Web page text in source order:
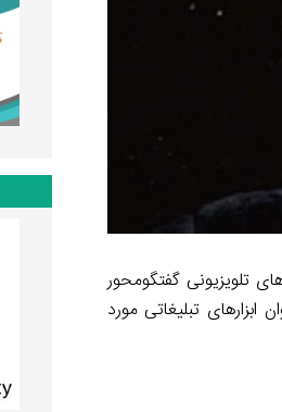
تلویزیونی گفتگومحور
تبلیغاتی مورد